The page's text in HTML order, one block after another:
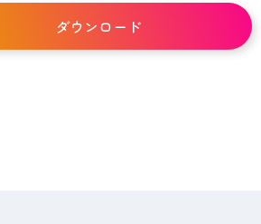
ダウンロード